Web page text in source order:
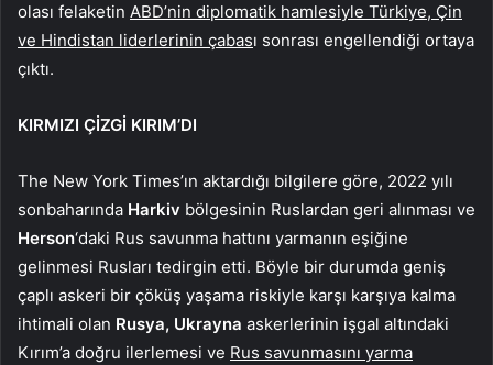
olası felaketin ABD’nin diplomatik hamlesiyle Türkiye, Çin
ve Hindistan liderlerinin çabası sonrası engellendiği ortaya
çıktı.
KIRMIZI ÇİZGİ KIRIM’DI
The New York Times’ın aktardığı bilgilere göre, 2022 yılı
sonbaharında Harkiv bölgesinin Ruslardan geri alınması ve
Herson‘daki Rus savunma hattını yarmanın eşiğine
gelinmesi Rusları tedirgin etti. Böyle bir durumda geniş
çaplı askeri bir çöküş yaşama riskiyle karşı karşıya kalma
ihtimali olan Rusya, Ukrayna askerlerinin işgal altındaki
Kırım’a doğru ilerlemesi ve Rus savunmasını yarma